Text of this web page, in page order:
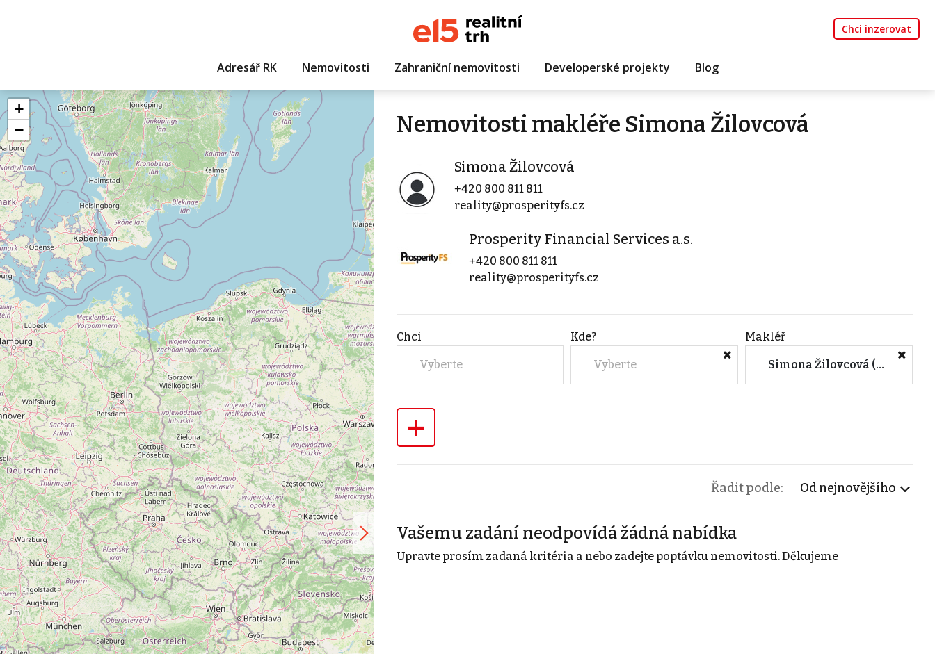
Chci inzerovat
Adresář RK Nemovitosti Zahraniční nemovitosti Developerské projekty Blog
+
−
Nemovitosti makléře Simona Žilovcová
Simona Žilovcová
+420 800 811 811
reality@prosperityfs.cz
Prosperity Financial Services a.s.
+420 800 811 811
reality@prosperityfs.cz
Chci
Vyberte
Kde?
Vyberte
Makléř
Simona Žilovcová (Prosperity Financial Services a.s.)
+
Řadit podle: Od nejnovějšího
Vašemu zadání neodpovídá žádná nabídka
Upravte prosím zadaná kritéria a nebo zadejte poptávku nemovitosti. Děkujeme